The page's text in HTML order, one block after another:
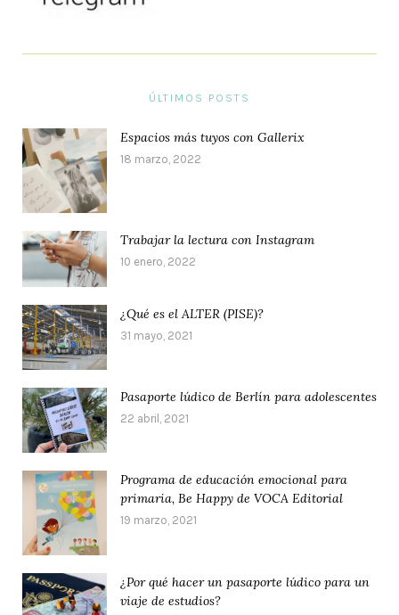
ÚLTIMOS POSTS
Espacios más tuyos con Gallerix
18 marzo, 2022
Trabajar la lectura con Instagram
10 enero, 2022
¿Qué es el ALTER (PISE)?
31 mayo, 2021
Pasaporte lúdico de Berlín para adolescentes
22 abril, 2021
Programa de educación emocional para
primaria, Be Happy de VOCA Editorial
19 marzo, 2021
¿Por qué hacer un pasaporte lúdico para un
viaje de estudios?